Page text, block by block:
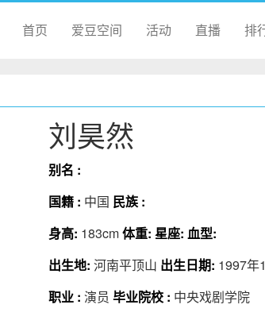
首页 爱豆空间 活动 直播 排
刘昊然
别名 :
国籍 : 中国 民族 :
身高: 183cm体重: 星座: 血型:
出生地: 河南平顶山 出生日期: 1997年
职业 : 演员 毕业院校 : 中央戏剧学院